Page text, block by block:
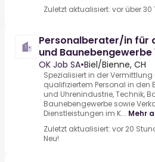
Zuletzt aktualisiert: vor über 30
Personalberater/in für
und Baunebengewerbe
OK Job SA•Biel/Bienne, CH
Spezialisiert in der
qualifiziertem Personal in den
und Uhrenindustrie, Technik,
Baunebengewerbe sowie
Dienstleistungen im K... Mehr
Zuletzt aktualisiert: vor 20
Neu!